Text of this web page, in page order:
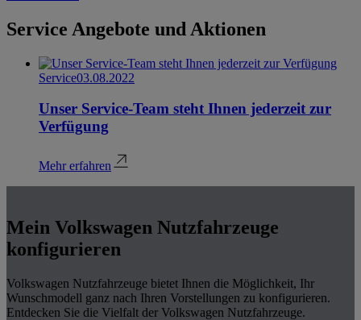
Service Angebote und Aktionen
Service03.08.2022
Unser Service-Team steht Ihnen jederzeit zur
Verfügung
Mehr erfahren
Mein Volkswagen Nutzfahrzeuge
konfigurieren
Volkswagen Nutzfahrzeuge bietet Ihnen die Möglichkeit, Ihr
Wunschmodell ganz nach Ihren Vorstellungen zu konfigurieren.
Entdecken Sie die Vielfalt der Volkswagen Nutzfahrzeuge.